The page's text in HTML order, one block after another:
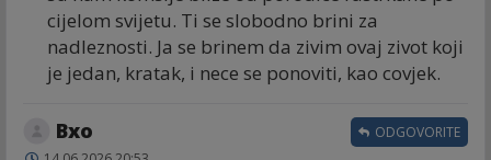
cijelom svijetu. Ti se slobodno brini za
nadleznosti. Ja se brinem da zivim ovaj zivot koji
je jedan, kratak, i nece se ponoviti, kao covjek.
Bxo ODGOVORITE